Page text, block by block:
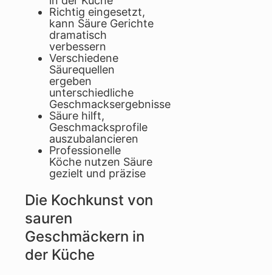
Richtig eingesetzt,
kann Säure Gerichte
dramatisch
verbessern
Verschiedene
Säurequellen
ergeben
unterschiedliche
Geschmacksergebnisse
Säure hilft,
Geschmacksprofile
auszubalancieren
Professionelle
Köche nutzen Säure
gezielt und präzise
Die Kochkunst von
sauren
Geschmäckern in
der Küche